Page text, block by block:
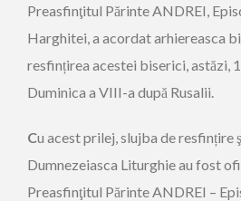
Preasfinţitul Părinte ANDREI,
Harghitei, a acordat arhiereasca
resfințirea acestei biserici, astăzi,
Duminica a VIII-a după Rusalii.
Cu acest prilej, slujba de resfințire
Dumnezeiasca Liturghie au fost
Preasfinţitul Părinte ANDREI –